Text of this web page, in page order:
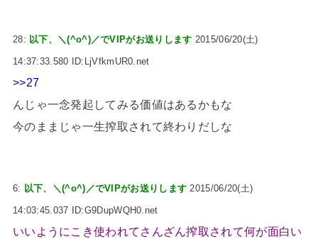
28: 以下、＼(^o^)／でVIPがお送りします 2015/06/20(土)
14:37:33.580 ID:LjVfkmUR0.net
>>27
んじゃ一念発起してみる価値はあるかもな
今のままじゃ一生搾取されて終わりだしな
6: 以下、＼(^o^)／でVIPがお送りします 2015/06/20(土)
14:03:45.037 ID:G9DupWQH0.net
いいようにこき使われてさんざん搾取されて何が面白い